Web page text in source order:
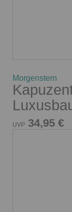
Morgenstern
UVP 34,95 €